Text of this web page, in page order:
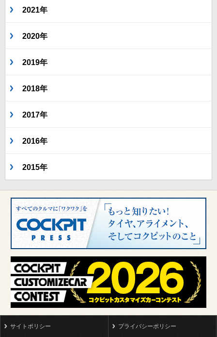
2021年
2020年
2019年
2018年
2017年
2016年
2015年
サイトポリシー プライバシーポリシー